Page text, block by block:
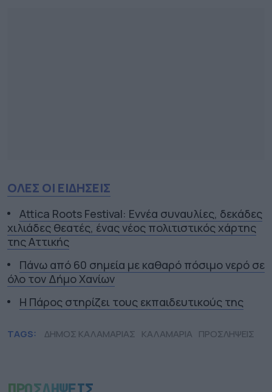
ΟΛΕΣ ΟΙ ΕΙΔΗΣΕΙΣ
Attica Roots Festival: Εννέα συναυλίες, δεκάδες
χιλιάδες θεατές, ένας νέος πολιτιστικός χάρτης
της Αττικής
Πάνω από 60 σημεία με καθαρό πόσιμο νερό σε
όλο τον Δήμο Χανίων
Η Πάρος στηρίζει τους εκπαιδευτικούς της
TAGS: ΔΗΜΟΣ ΚΑΛΑΜΑΡΙΑΣ ΚΑΛΑΜΑΡΙΑ ΠΡΟΣΛΗΨΕΙΣ